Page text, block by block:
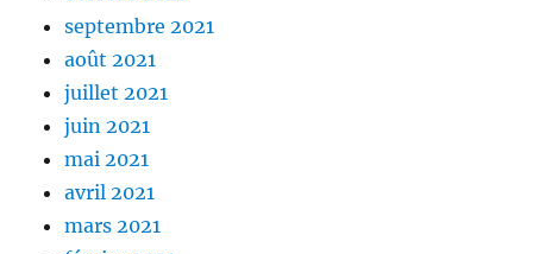
septembre 2021
août 2021
juillet 2021
juin 2021
mai 2021
avril 2021
mars 2021